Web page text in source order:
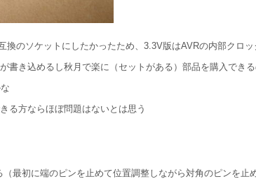
のソケットにしたかったため、3.3V版はAVRの内部クロ
書き込めるし秋月で楽に（セットがある）部品を購入でき
る方ならほぼ問題はないとは思う
最初に端のピンを止めて位置調整しながら対角のピンを止